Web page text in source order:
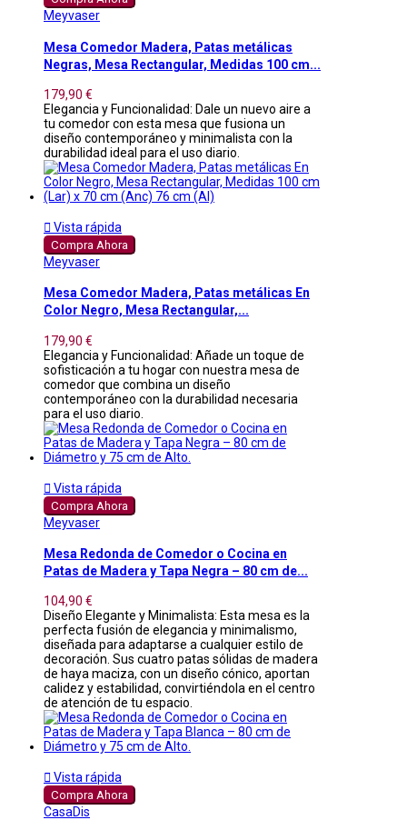
Meyvaser
Mesa Comedor Madera, Patas metálicas
Negras, Mesa Rectangular, Medidas 100 cm...
179,90 €
Elegancia y Funcionalidad: Dale un nuevo aire a
tu comedor con esta mesa que fusiona un
diseño contemporáneo y minimalista con la
durabilidad ideal para el uso diario.
 Vista rápida
Compra Ahora
Meyvaser
Mesa Comedor Madera, Patas metálicas En
Color Negro, Mesa Rectangular,...
179,90 €
Elegancia y Funcionalidad: Añade un toque de
sofisticación a tu hogar con nuestra mesa de
comedor que combina un diseño
contemporáneo con la durabilidad necesaria
para el uso diario.
 Vista rápida
Compra Ahora
Meyvaser
Mesa Redonda de Comedor o Cocina en
Patas de Madera y Tapa Negra – 80 cm de...
104,90 €
Diseño Elegante y Minimalista: Esta mesa es la
perfecta fusión de elegancia y minimalismo,
diseñada para adaptarse a cualquier estilo de
decoración. Sus cuatro patas sólidas de madera
de haya maciza, con un diseño cónico, aportan
calidez y estabilidad, convirtiéndola en el centro
de atención de tu espacio.
 Vista rápida
Compra Ahora
CasaDis